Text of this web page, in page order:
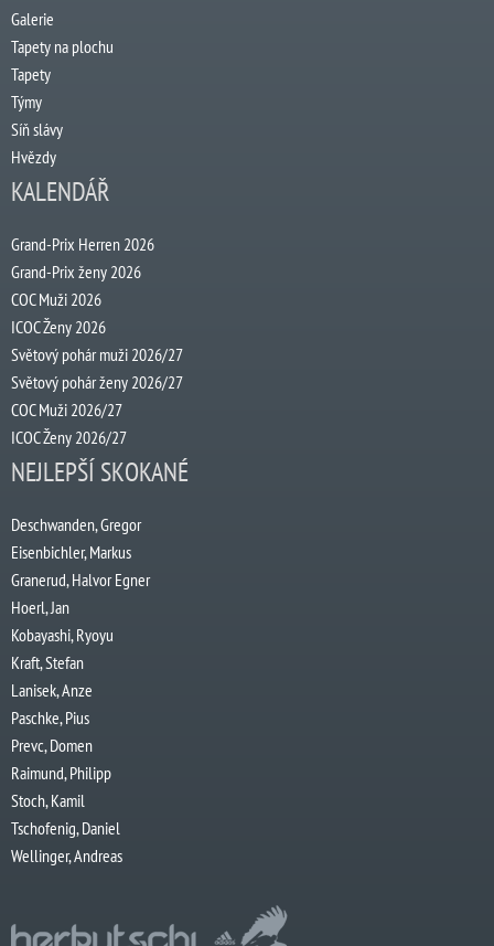
Galerie
Tapety na plochu
Tapety
Týmy
Síň slávy
Hvězdy
KALENDÁŘ
Grand-Prix Herren 2026
Grand-Prix ženy 2026
COC Muži 2026
ICOC Ženy 2026
Světový pohár muži 2026/27
Světový pohár ženy 2026/27
COC Muži 2026/27
ICOC Ženy 2026/27
NEJLEPŠÍ SKOKANÉ
Deschwanden, Gregor
Eisenbichler, Markus
Granerud, Halvor Egner
Hoerl, Jan
Kobayashi, Ryoyu
Kraft, Stefan
Lanisek, Anze
Paschke, Pius
Prevc, Domen
Raimund, Philipp
Stoch, Kamil
Tschofenig, Daniel
Wellinger, Andreas